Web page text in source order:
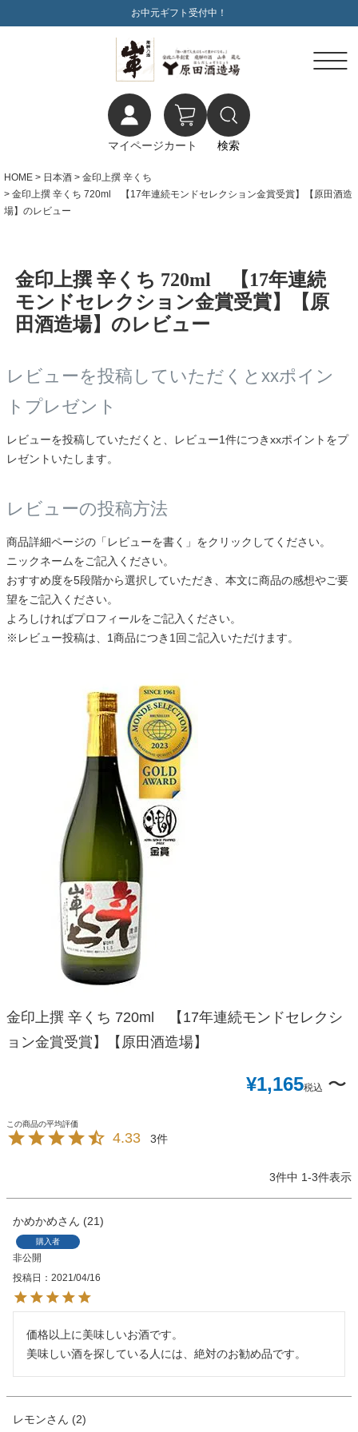
お中元ギフト受付中！
マイページカート 検索
HOME 日本酒
金印上撰 辛くち
金印上撰 辛くち 720ml 【17年連続モンドセレクション金賞受賞】【原田酒造
場】のレビュー
金印上撰 辛くち 720ml 【17年連続
モンドセレクション金賞受賞】【原
田酒造場】のレビュー
レビューを投稿していただくとxxポイン
トプレゼント
レビューを投稿していただくと、レビュー1件につきxxポイントをプ
レゼントいたします。
レビューの投稿方法
商品詳細ページの「レビューを書く」をクリックしてください。
ニックネームをご記入ください。
おすすめ度を5段階から選択していただき、本文に商品の感想やご要
望をご記入ください。
よろしければプロフィールをご記入ください。
※レビュー投稿は、1商品につき1回ご記入いただけます。
金印上撰 辛くち 720ml 【17年連続モンドセレクシ
ョン金賞受賞】【原田酒造場】
¥1,165税込 〜
4.33 3
3件中 1-3件表示
かめかめ 21
購入者
非公開
投稿日
2021/04/16
価格以上に美味しいお酒です。
美味しい酒を探している人には、絶対のお勧め品です。
レモン 2